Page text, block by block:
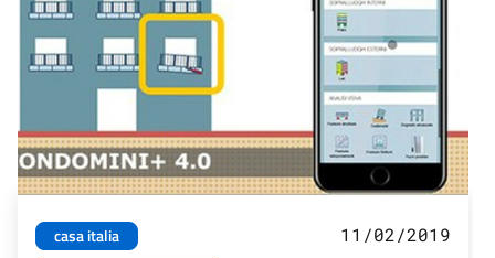
casa italia
11/02/2019